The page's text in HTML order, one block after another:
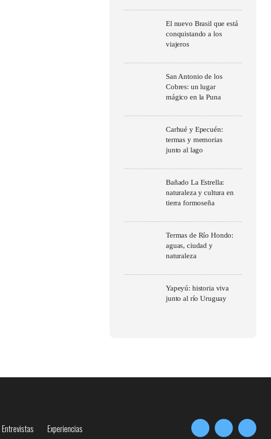
El nuevo Brasil que está
conquistando a los
viajeros
San Antonio de los
Cobres: un lugar
mágico en la Puna
Carhué y Epecuén:
termas y memorias
junto al lago
Bañado La Estrella:
naturaleza y cultura en
tierra formoseña
Termas de Río Hondo:
aguas, ciudad y
naturaleza
Yapeyú: historia viva
junto al río Uruguay
Entrevistas Experiencias